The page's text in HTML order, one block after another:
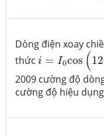
Dòng điện xoay
thức i = I0cos (
i=I0cos(120π
2009 cường độ
cường độ hiệu